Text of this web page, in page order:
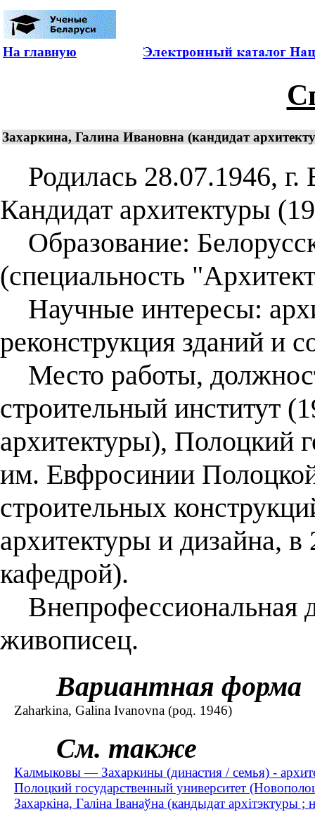
На главную
Захаркина, Галина Ивановна (кандидат
Родилась 28.07.1946, г.
Кандидат архитектуры
Образование:
(специальность
Научные интересы:
реконструкция зданий и
Место работы,
строительный институт
архитектуры), Полоцкий
им. Евфросинии
строительных
архитектуры и дизайна,
кафедрой).
Внепрофессиональная
живописец.
Вариантная форма
Zaharkina, Galina Ivanovna (род. 1946)
См. также
Калмыковы — Захаркины (династия / семья) -
Полоцкий государственный университет
Захаркіна, Галіна Іванаўна (кандыдат архітэктуры ;